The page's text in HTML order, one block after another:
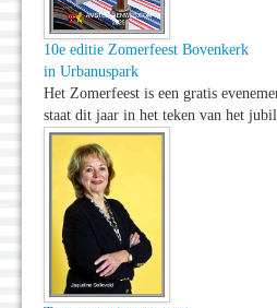
10e editie Zomerfeest Bovenkerk
in Urbanuspark
Het Zomerfeest is een gratis
staat dit jaar in het teken van het